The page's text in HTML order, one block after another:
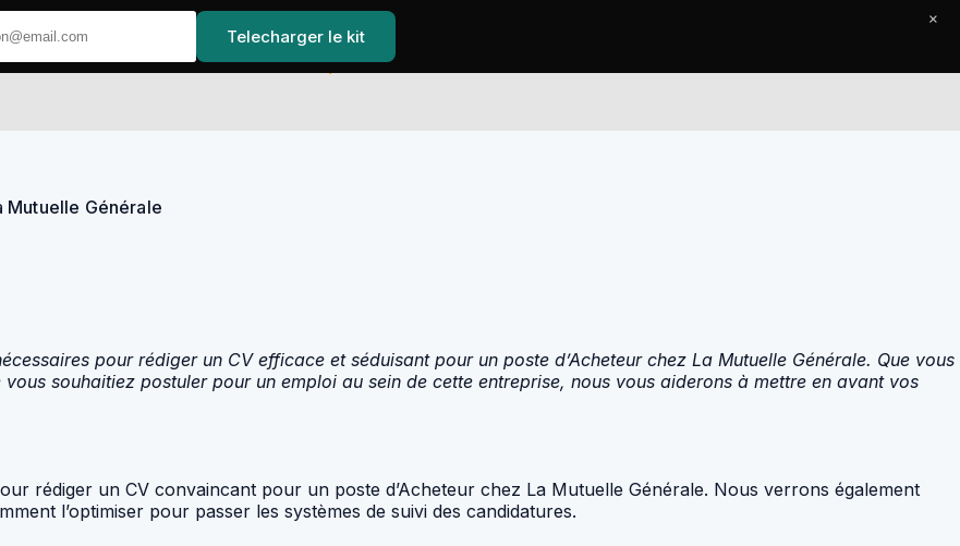
Mutuelle Générale
pour rédiger un CV efficace et séduisant pour un poste d’Acheteur chez La Mutuelle Générale. Que vous
souhaitiez postuler pour un emploi au sein de cette entreprise, nous vous aiderons à mettre en avant vos
rédiger un CV convaincant pour un poste d’Acheteur chez La Mutuelle Générale. Nous verrons également
l’optimiser pour passer les systèmes de suivi des candidatures.
Telecharger le kit
×